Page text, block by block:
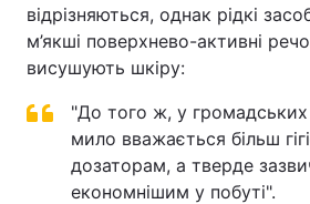
відрізняються, однак рідкі
м’якші поверхнево-активні
висушують шкіру:
"До того ж, у громадських
мило вважається більш
дозаторам, а тверде
економнішим у побуті".